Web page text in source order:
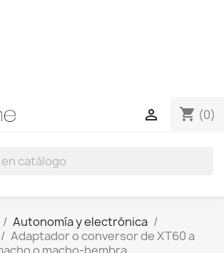
shopping_cart (0)

Autonomía y electrónica
Adaptador o conversor de XT60 a